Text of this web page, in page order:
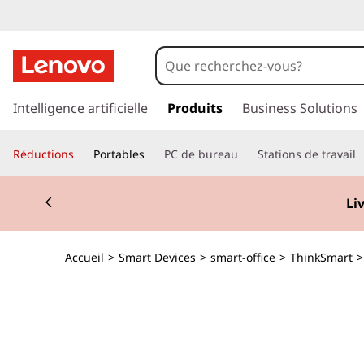
h
n
k
m
a
e
r
c
Intelligence artificielle Produits Business Solutions
Réductions Portables PC de bureau Stations de travail
Currently displaying item 2 of 2
Accueil > Smart Devices > smart-office > ThinkSmart >